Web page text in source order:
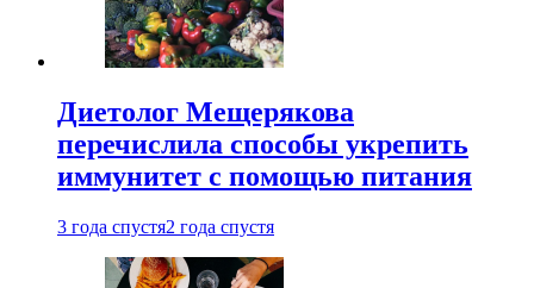
Диетолог Мещерякова
перечислила способы укрепить
иммунитет с помощью питания
3 года спустя2 года спустя